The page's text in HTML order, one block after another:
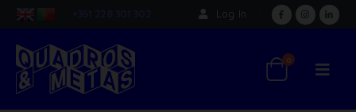
+351 228 301 302 Log In
0